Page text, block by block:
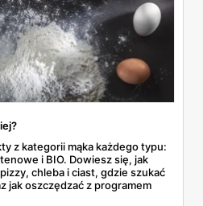
z kategorii mąka każdego typu:
i BIO. Dowiesz się, jak
chleba i ciast, gdzie szukać
jak oszczędzać z programem